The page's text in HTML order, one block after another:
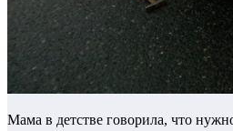
Мама в детстве говорила, что